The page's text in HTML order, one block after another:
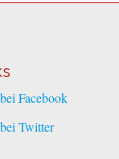
Facebook
Twitter